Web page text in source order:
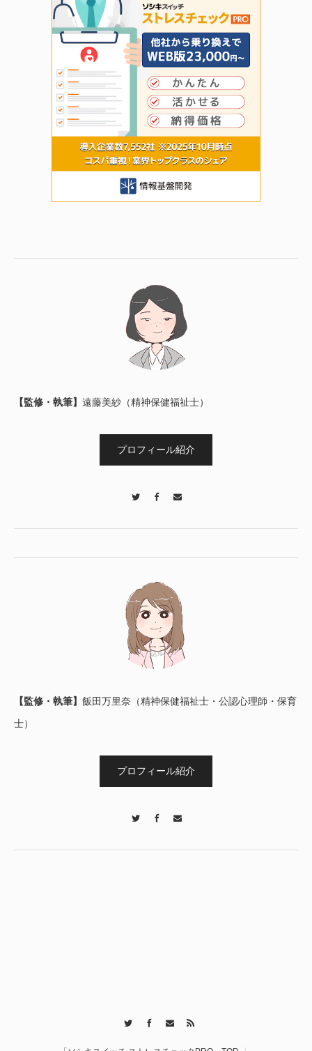
【監修・執筆】 遠藤美紗（精神保健福祉士）
プロフィール紹介
【監修・執筆】 飯田万里奈（精神保健福祉士・公認心理師・保育
士）
プロフィール紹介
RSS